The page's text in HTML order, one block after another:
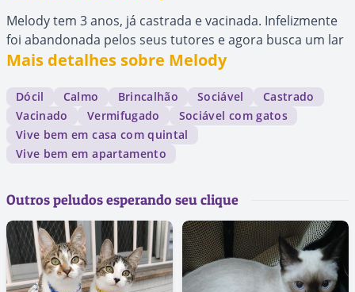
Melody tem 3 anos, já castrada e vacinada. Infelizmente
foi abandonada pelos seus tutores e agora busca um lar
Mais detalhes sobre Melody
Dócil Calmo Brincalhão Sociável
Castrado
Vacinado
Vermifugado
Sociável com gatos
Vive bem em casa com quintal
Vive bem em apartamento
Outros peludos esperando seu clique